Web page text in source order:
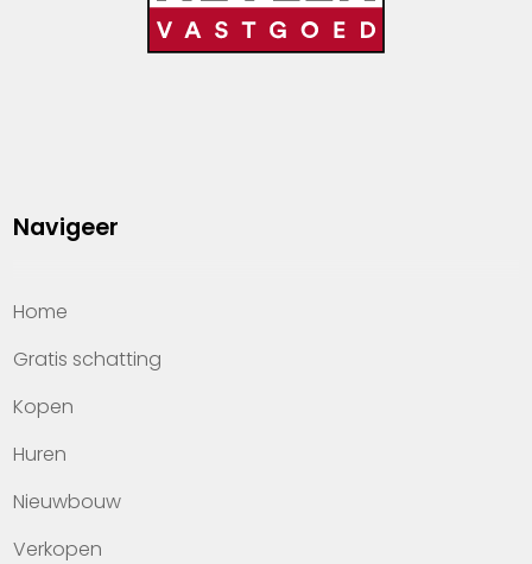
Navigeer
Home
Gratis schatting
Kopen
Huren
Nieuwbouw
Verkopen